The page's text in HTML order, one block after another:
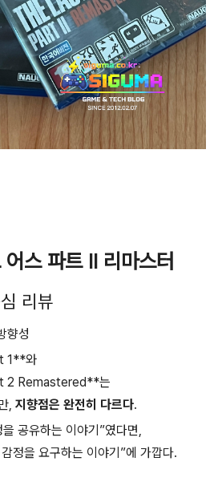
스 파트 II 리마스터
리뷰
향성
1**와
2 Remastered**는
, 지향점은 완전히 다르다.
공유하는 이야기”였다면,
정을 요구하는 이야기”에 가깝다.